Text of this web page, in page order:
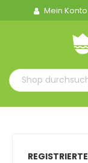
Mein Konto